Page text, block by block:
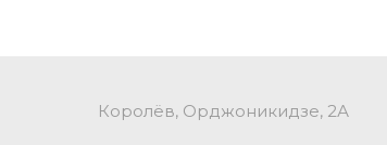
Королёв, Орджоникидзе, 2А